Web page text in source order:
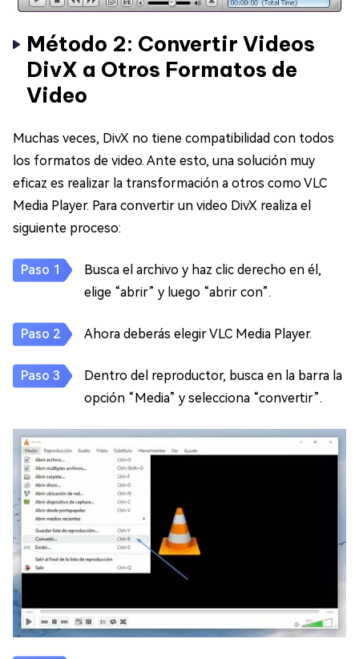
Método 2: Convertir Videos
DivX a Otros Formatos de
Video
Muchas veces, DivX no tiene compatibilidad con todos
los formatos de video. Ante esto, una solución muy
eficaz es realizar la transformación a otros como VLC
Media Player. Para convertir un video DivX realiza el
siguiente proceso:
Busca el archivo y haz clic derecho en él,
elige “abrir” y luego “abrir con”.
Ahora deberás elegir VLC Media Player.
Dentro del reproductor, busca en la barra la
opción “Media” y selecciona “convertir”.